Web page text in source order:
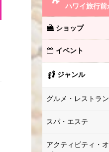
ハワイ旅行前
ショップ
イベント
ジャンル
グルメ・レストラン
スパ・エステ
アクティビティ・オ